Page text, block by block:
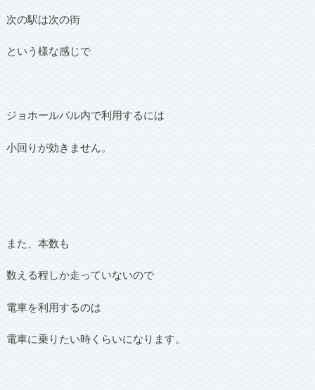
次の駅は次の街
という様な感じで
ジョホールバル内で利用するには
小回りが効きません。
また、本数も
数える程しか走っていないので
電車を利用するのは
電車に乗りたい時くらいになります。